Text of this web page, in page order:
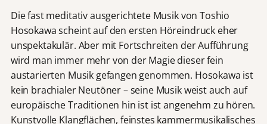
Die fast meditativ ausgerichtete Musik von Toshio
Hosokawa scheint auf den ersten Höreindruck eher
unspektakulär. Aber mit Fortschreiten der Aufführung
wird man immer mehr von der Magie dieser fein
austarierten Musik gefangen genommen. Hosokawa ist
kein brachialer Neutöner – seine Musik weist auch auf
europäische Traditionen hin ist ist angenehm zu hören.
Kunstvolle Klangflächen, feinstes kammermusikalisches